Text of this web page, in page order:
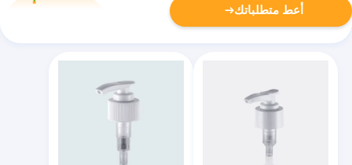
أعط متطلباتك